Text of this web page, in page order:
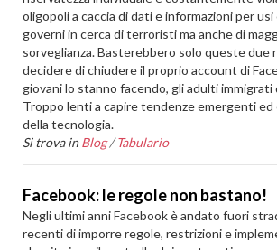
oligopoli a caccia di dati e informazioni per usi
governi in cerca di terroristi ma anche di
sorveglianza. Basterebbero solo queste due
decidere di chiudere il proprio account di
giovani lo stanno facendo, gli adulti immigrati
Troppo lenti a capire tendenze emergenti
della tecnologia.
Si trova in Blog /Tabulario
Facebook: le regole non bastano!
Negli ultimi anni Facebook è andato fuori
recenti di imporre regole, restrizioni e